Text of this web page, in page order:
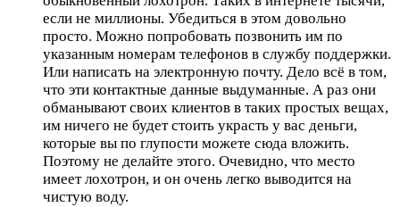
если не миллионы. Убедиться в этом довольно
просто. Можно попробовать позвонить им по
указанным номерам телефонов в службу поддержки.
Или написать на электронную почту. Дело всё в том,
что эти контактные данные выдуманные. А раз они
обманывают своих клиентов в таких простых вещах,
им ничего не будет стоить украсть у вас деньги,
которые вы по глупости можете сюда вложить.
Поэтому не делайте этого. Очевидно, что место
имеет лохотрон, и он очень легко выводится на
чистую воду.